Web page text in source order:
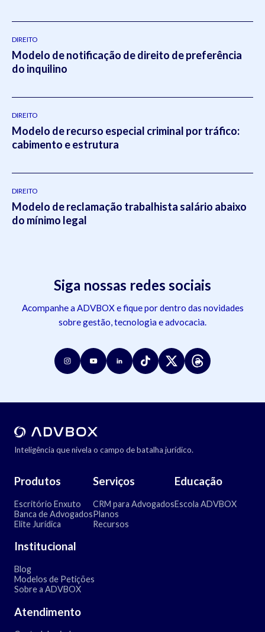
DIREITO
Modelo de notificação de direito de preferência
do inquilino
DIREITO
Modelo de recurso especial criminal por tráfico:
cabimento e estrutura
DIREITO
Modelo de reclamação trabalhista salário abaixo
do mínimo legal
Siga nossas redes sociais
Acompanhe a ADVBOX e fique por dentro das novidades
sobre gestão, tecnologia e advocacia.
Inteligência que nivela o campo de batalha jurídico.
Produtos
Escritório Enxuto
Banca de Advogados
Elite Jurídica
Serviços
CRM para Advogados
Planos
Recursos
Educação
Escola ADVBOX
Institucional
Blog
Modelos de Petições
Sobre a ADVBOX
Atendimento